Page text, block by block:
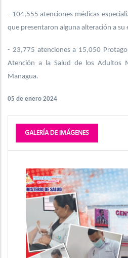
- 104,555 atenciones médicas
que presentaron alguna alteración a su
- 23,775 atenciones a 15,050
Atención a la Salud de los Adultos
Managua.
05 de enero 2024
GALERÍA DE IMÁGENES